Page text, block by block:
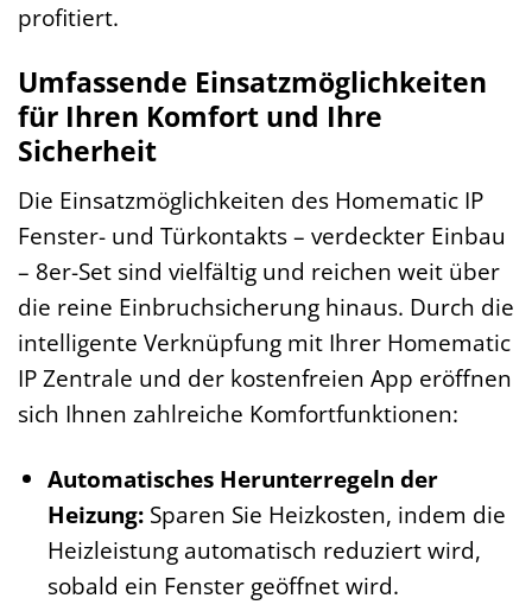
profitiert.
Umfassende Einsatzmöglichkeiten
für Ihren Komfort und Ihre
Sicherheit
Die Einsatzmöglichkeiten des Homematic IP
Fenster- und Türkontakts – verdeckter Einbau
– 8er-Set sind vielfältig und reichen weit über
die reine Einbruchsicherung hinaus. Durch die
intelligente Verknüpfung mit Ihrer Homematic
IP Zentrale und der kostenfreien App eröffnen
sich Ihnen zahlreiche Komfortfunktionen:
Automatisches Herunterregeln der
Heizung:Sparen Sie Heizkosten, indem die
Heizleistung automatisch reduziert wird,
sobald ein Fenster geöffnet wird.